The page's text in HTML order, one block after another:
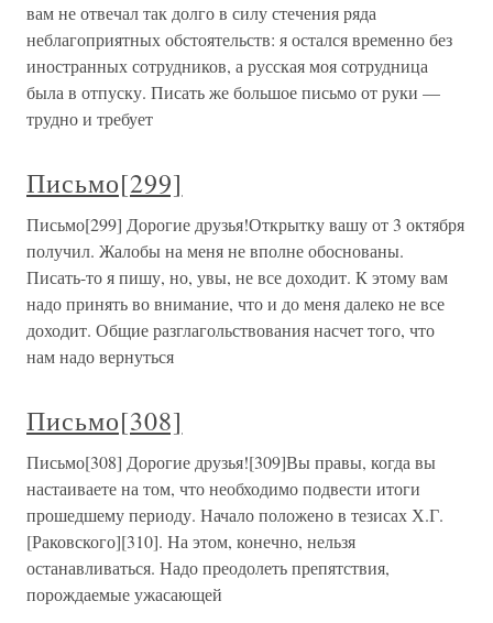
вам не отвечал так долго в силу стечения ряда
неблагоприятных обстоятельств: я остался временно без
иностранных сотрудников, а русская моя сотрудница
была в отпуску. Писать же большое письмо от руки —
трудно и требует
Письмо[299]
Письмо[299] Дорогие друзья!Открытку вашу от 3 октября
получил. Жалобы на меня не вполне обоснованы.
Писать-то я пишу, но, увы, не все доходит. К этому вам
надо принять во внимание, что и до меня далеко не все
доходит. Общие разглагольствования насчет того, что
нам надо вернуться
Письмо[308]
Письмо[308] Дорогие друзья![309]Вы правы, когда вы
настаиваете на том, что необходимо подвести итоги
прошедшему периоду. Начало положено в тезисах Х.Г.
[Раковского][310]. На этом, конечно, нельзя
останавливаться. Надо преодолеть препятствия,
порождаемые ужасающей